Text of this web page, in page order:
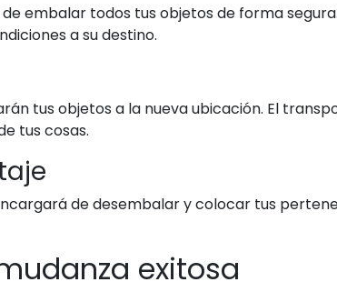
embalar todos tus objetos de forma
a su destino.
tus objetos a la nueva ubicación. El
tus cosas.
de desembalar y colocar tus
exitosa